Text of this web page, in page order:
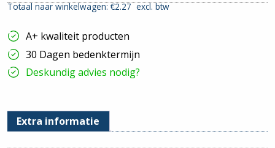
-
|
Isolatie
1000V
hoeveelheid
Totaal naar winkelwagen: €2.27excl. btw
A+ kwaliteit producten
30 Dagen bedenktermijn
Deskundig advies nodig?
Extra informatie